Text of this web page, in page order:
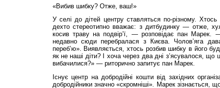
«Вибив шибку? Отже, ваш!»
У селі до дітей центру ставляться по-різному.
дехто стереотипно вважає: з дитбудинку — отже,
косив траву на подвір’ї, — розповідає пан Марек.
недавно сюди перебралася з Києва. Чолов’яга
переб’ю». Виявляється, хтось розбив шибку в його
як не наші діти? І хоча через два дні з’ясувалося,
вибачилися?» — риторично запитує пан Марек.
Існує центр на добродійні кошти від західних
добродійники значно «скромніші». Марек зізнається,